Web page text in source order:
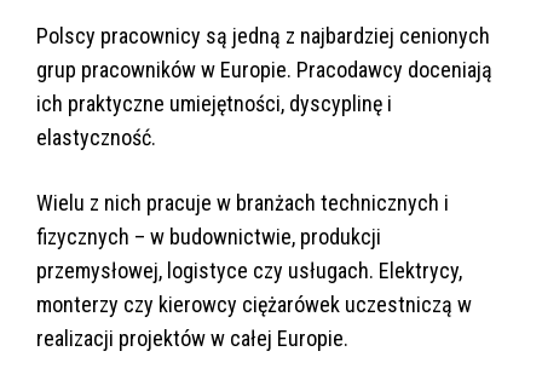
Polscy pracownicy są jedną z najbardziej cenionych
grup pracowników w Europie. Pracodawcy doceniają
ich praktyczne umiejętności, dyscyplinę i
elastyczność.
Wielu z nich pracuje w branżach technicznych i
fizycznych – w budownictwie, produkcji
przemysłowej, logistyce czy usługach. Elektrycy,
monterzy czy kierowcy ciężarówek uczestniczą w
realizacji projektów w całej Europie.